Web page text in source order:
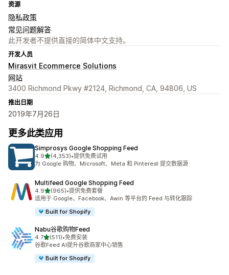
资源
隐私政策
常见问题解答
此开发者不提供直接的简体中文支持。
开发人员
Mirasvit Ecommerce Solutions
网站
3400 Richmond Pkwy #2124, Richmond, CA, 94806, US
推出日期
2019年7月26日
更多此类应用
Simprosys Google Shopping Feed
4.9星（满分 5 星）
(4,353)
总共 4353 条评论
•提供免费试用
为 Google 购物、Microsoft、Meta 和 Pinterest 提交数据源
Multifeed Google Shopping Feed
4.9星（满分 5 星）
(965)
总共 965 条评论
•提供免费套餐
适用于 Google、Facebook、Awin 等平台的 Feed 与转化跟踪
Built for Shopify
Nabu谷歌购物Feed
4.7星（满分 5 星）
(511)
总共 511 条评论
•免费安装
谷歌Feed AI提升谷歌商家中心销售
Built for Shopify